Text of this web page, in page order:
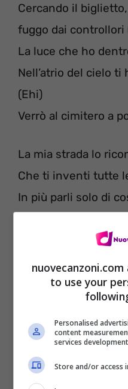
Cercando il
fuggo dai controllori
La luce che ho
Nell’atrio del cielo
(Ehi)
Verrò al cimitero a
La mia strada lo
Che ti inventi tutte
In più parli solo di
Scendi prendi un
JP Morgan, crolla
Vaz e Tedua per la
C’è chi imbroglia le
Parla e dopo
Non mi importa
to use your
Personalised
content
services development
Store and/or access